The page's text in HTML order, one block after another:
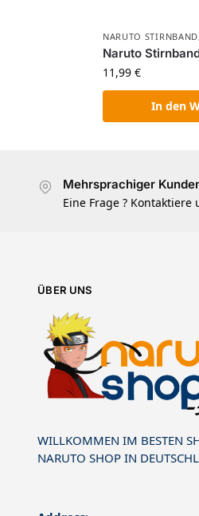
NARUTO STIRNBAND,
Naruto
11,99 €
In den
Mehrsprachiger
Eine Frage ? Kontaktiere
ÜBER UNS
WILLKOMMEN IM BESTEN
NARUTO SHOP IN